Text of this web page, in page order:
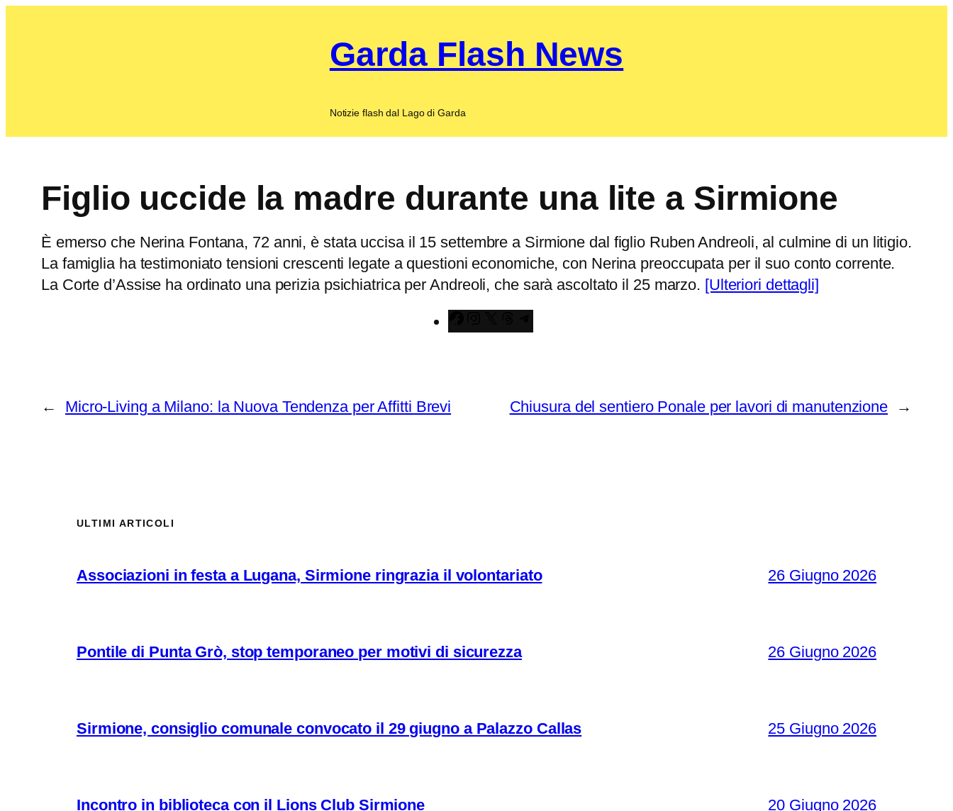
Garda Flash News
Notizie flash dal Lago di Garda
Figlio uccide la madre durante una lite a Sirmione
È emerso che Nerina Fontana, 72 anni, è stata uccisa il 15 settembre a Sirmione dal figlio Ruben Andreoli, al culmine di un litigio.
La famiglia ha testimoniato tensioni crescenti legate a questioni economiche, con Nerina preoccupata per il suo conto corrente.
La Corte d’Assise ha ordinato una perizia psichiatrica per Andreoli, che sarà ascoltato il 25 marzo. [Ulteriori dettagli]
← Micro-Living a Milano: la Nuova Tendenza per Affitti Brevi Chiusura del sentiero Ponale per lavori di manutenzione →
ULTIMI ARTICOLI
Associazioni in festa a Lugana, Sirmione ringrazia il volontariato 26 Giugno 2026
Pontile di Punta Grò, stop temporaneo per motivi di sicurezza 26 Giugno 2026
Sirmione, consiglio comunale convocato il 29 giugno a Palazzo Callas 25 Giugno 2026
Incontro in biblioteca con il Lions Club Sirmione 20 Giugno 2026